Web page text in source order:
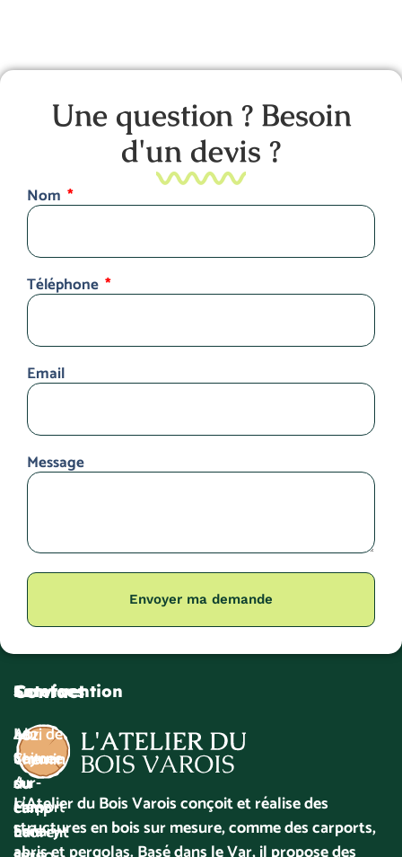
Une question ? Besoin
d'un devis ?
Nom
Téléphone
Email
Message
Envoyer ma demande
L’Atelier du Bois Varois conçoit et réalise des
structures en bois sur mesure, comme des carports,
Services
Abri de
voiture
/
Carport
bois
Intervention
La
Seyne-
sur-
Mer
Sanary-
Contact
482.
Chemin
du
camp
Laurent